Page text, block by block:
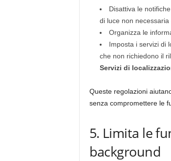
Disattiva le
di luce non necessaria
Organizza le
Imposta i servizi di
che non richiedono il
Servizi di
Queste regolazioni
senza compromettere le
5. Limita le
background